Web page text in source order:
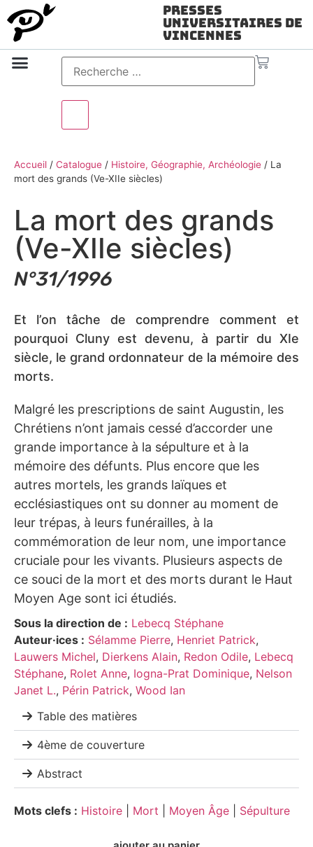
Presses
Universitaires de
Vincennes
Accueil / Catalogue / Histoire, Géographie, Archéologie / La
mort des grands (Ve-XIIe siècles)
La mort des grands
(Ve-XIIe siècles)
N°31/1996
Et l’on tâche de comprendre comment et
pourquoi Cluny est devenu, à partir du XIe
siècle, le grand ordonnateur de la mémoire des
morts.
Malgré les prescriptions de saint Augustin, les
Chrétiens n’ont jamais cessé d’accorder une
grande importance à la sépulture et à la
mémoire des défunts. Plus encore que les
autres mortels, les grands laïques et
ecclésiastiques ont su donner au moment de
leur trépas, à leurs funérailles, à la
commémoration de leur nom, une importance
cruciale pour les vivants. Plusieurs aspects de
ce souci de la mort et des morts durant le Haut
Moyen Age sont ici étudiés.
Sous la direction de : Lebecq Stéphane
Auteur·ices : Sélamme Pierre, Henriet Patrick,
Lauwers Michel, Dierkens Alain, Redon Odile, Lebecq
Stéphane, Rolet Anne, Iogna-Prat Dominique, Nelson
Janet L., Périn Patrick, Wood Ian
Table des matières
4ème de couverture
Abstract
Mots clefs : Histoire Mort Moyen Âge Sépulture